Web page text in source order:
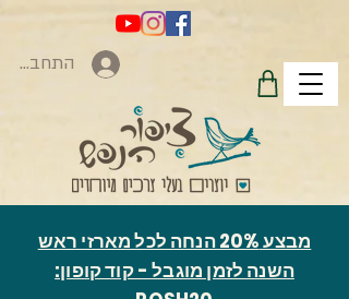
התחברות
מבצע 20% הנחה לכל מארזי ראש
השנה לזמן מוגבל - קוד קופון: